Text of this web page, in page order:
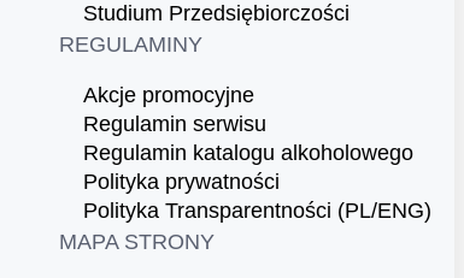
Studium Przedsiębiorczości
REGULAMINY
Akcje promocyjne
Regulamin serwisu
Regulamin katalogu alkoholowego
Polityka prywatności
Polityka Transparentności (PL/ENG)
MAPA STRONY